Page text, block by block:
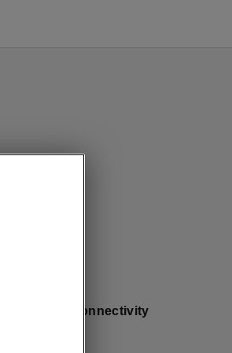
Sportline - Connectivity